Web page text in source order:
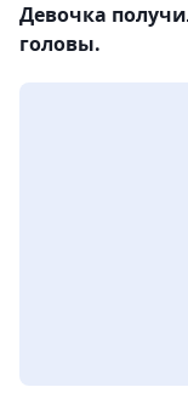
Девочка
головы.